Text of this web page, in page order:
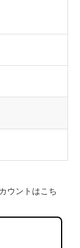
ウントはこち